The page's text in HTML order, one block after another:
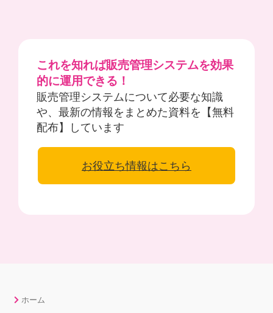
これを知れば販売管理システムを効果
的に運用できる！
販売管理システムについて必要な知識
や、最新の情報をまとめた資料を【無料
配布】しています
お役立ち情報はこちら
ホーム